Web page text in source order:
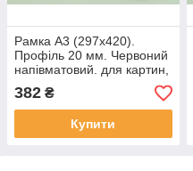
Рамка А3 (297х420).
Профіль 20 мм. Червоний
напівматовий. для картин,
фотографій, плакатів,
постерів
382 ₴
Купити